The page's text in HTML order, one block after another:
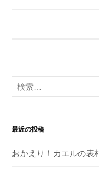
検
索:
最近の投稿
おかえり！カエルの表